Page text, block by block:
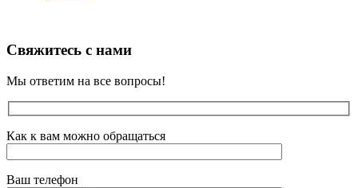
Свяжитесь с нами
Мы ответим на все вопросы!
Как к вам можно обращаться
Ваш телефон